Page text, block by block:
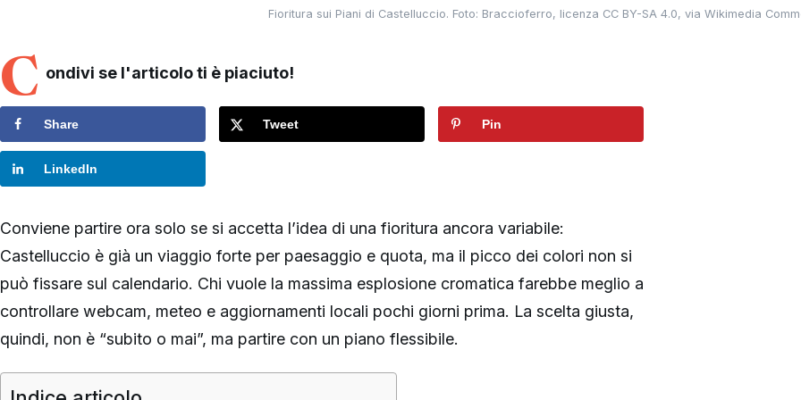
Fioritura sui Piani di Castelluccio. Foto: Braccioferro, licenza CC BY-SA 4.0, via Wikimedia
C ondivi se l'articolo ti è piaciuto!
Share Tweet Pin
LinkedIn
Conviene partire ora solo se si accetta l’idea di una fioritura ancora variabile:
Castelluccio è già un viaggio forte per paesaggio e quota, ma il picco dei colori non si
può fissare sul calendario. Chi vuole la massima esplosione cromatica farebbe meglio a
controllare webcam, meteo e aggiornamenti locali pochi giorni prima. La scelta giusta,
quindi, non è “subito o mai”, ma partire con un piano flessibile.